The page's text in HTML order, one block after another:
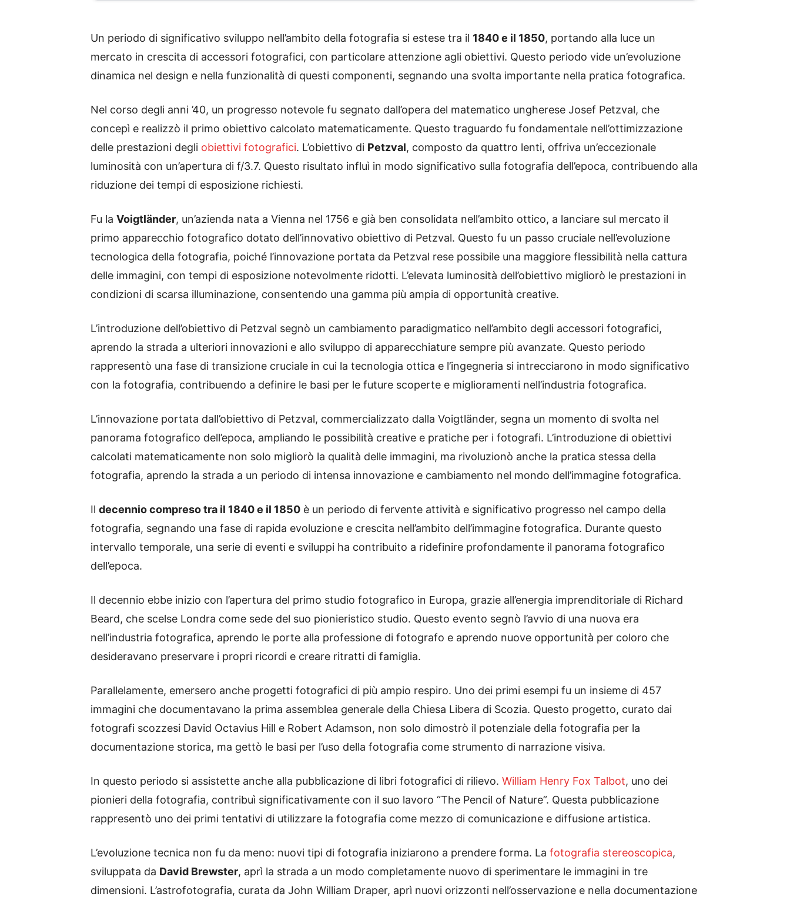
Un periodo di significativo sviluppo nell’ambito della fotografia si estese tra il 1840 e il 1850, portando alla luce un
mercato in crescita di accessori fotografici, con particolare attenzione agli obiettivi. Questo periodo vide un’evoluzione
dinamica nel design e nella funzionalità di questi componenti, segnando una svolta importante nella pratica fotografica.
Nel corso degli anni ’40, un progresso notevole fu segnato dall’opera del matematico ungherese Josef Petzval, che
concepì e realizzò il primo obiettivo calcolato matematicamente. Questo traguardo fu fondamentale nell’ottimizzazione
delle prestazioni degli obiettivi fotografici. L’obiettivo di Petzval, composto da quattro lenti, offriva un’eccezionale
luminosità con un’apertura di f/3.7. Questo risultato influì in modo significativo sulla fotografia dell’epoca, contribuendo alla
riduzione dei tempi di esposizione richiesti.
Fu la Voigtländer, un’azienda nata a Vienna nel 1756 e già ben consolidata nell’ambito ottico, a lanciare sul mercato il
primo apparecchio fotografico dotato dell’innovativo obiettivo di Petzval. Questo fu un passo cruciale nell’evoluzione
tecnologica della fotografia, poiché l’innovazione portata da Petzval rese possibile una maggiore flessibilità nella cattura
delle immagini, con tempi di esposizione notevolmente ridotti. L’elevata luminosità dell’obiettivo migliorò le prestazioni in
condizioni di scarsa illuminazione, consentendo una gamma più ampia di opportunità creative.
L’introduzione dell’obiettivo di Petzval segnò un cambiamento paradigmatico nell’ambito degli accessori fotografici,
aprendo la strada a ulteriori innovazioni e allo sviluppo di apparecchiature sempre più avanzate. Questo periodo
rappresentò una fase di transizione cruciale in cui la tecnologia ottica e l’ingegneria si intrecciarono in modo significativo
con la fotografia, contribuendo a definire le basi per le future scoperte e miglioramenti nell’industria fotografica.
L’innovazione portata dall’obiettivo di Petzval, commercializzato dalla Voigtländer, segna un momento di svolta nel
panorama fotografico dell’epoca, ampliando le possibilità creative e pratiche per i fotografi. L’introduzione di obiettivi
calcolati matematicamente non solo migliorò la qualità delle immagini, ma rivoluzionò anche la pratica stessa della
fotografia, aprendo la strada a un periodo di intensa innovazione e cambiamento nel mondo dell’immagine fotografica.
Il decennio compreso tra il 1840 e il 1850 è un periodo di fervente attività e significativo progresso nel campo della
fotografia, segnando una fase di rapida evoluzione e crescita nell’ambito dell’immagine fotografica. Durante questo
intervallo temporale, una serie di eventi e sviluppi ha contribuito a ridefinire profondamente il panorama fotografico
dell’epoca.
Il decennio ebbe inizio con l’apertura del primo studio fotografico in Europa, grazie all’energia imprenditoriale di Richard
Beard, che scelse Londra come sede del suo pionieristico studio. Questo evento segnò l’avvio di una nuova era
nell’industria fotografica, aprendo le porte alla professione di fotografo e aprendo nuove opportunità per coloro che
desideravano preservare i propri ricordi e creare ritratti di famiglia.
Parallelamente, emersero anche progetti fotografici di più ampio respiro. Uno dei primi esempi fu un insieme di 457
immagini che documentavano la prima assemblea generale della Chiesa Libera di Scozia. Questo progetto, curato dai
fotografi scozzesi David Octavius Hill e Robert Adamson, non solo dimostrò il potenziale della fotografia per la
documentazione storica, ma gettò le basi per l’uso della fotografia come strumento di narrazione visiva.
In questo periodo si assistette anche alla pubblicazione di libri fotografici di rilievo. William Henry Fox Talbot, uno dei
pionieri della fotografia, contribuì significativamente con il suo lavoro “The Pencil of Nature”. Questa pubblicazione
rappresentò uno dei primi tentativi di utilizzare la fotografia come mezzo di comunicazione e diffusione artistica.
L’evoluzione tecnica non fu da meno: nuovi tipi di fotografia iniziarono a prendere forma. La fotografia stereoscopica,
sviluppata da David Brewster, aprì la strada a un modo completamente nuovo di sperimentare le immagini in tre
dimensioni. L’astrofotografia, curata da John William Draper, aprì nuovi orizzonti nell’osservazione e nella documentazione